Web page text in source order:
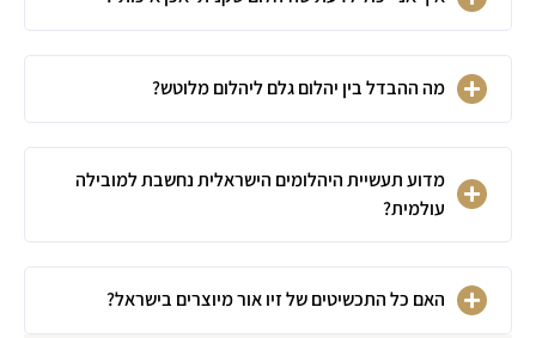
מה ההבדל בין יהלום גלם ליהלום מלוטש?
מדוע תעשיית היהלומים הישראלית נחשבת למובילה
עולמית?
האם כל התכשיטים של זיו אור מיוצרים בישראל?